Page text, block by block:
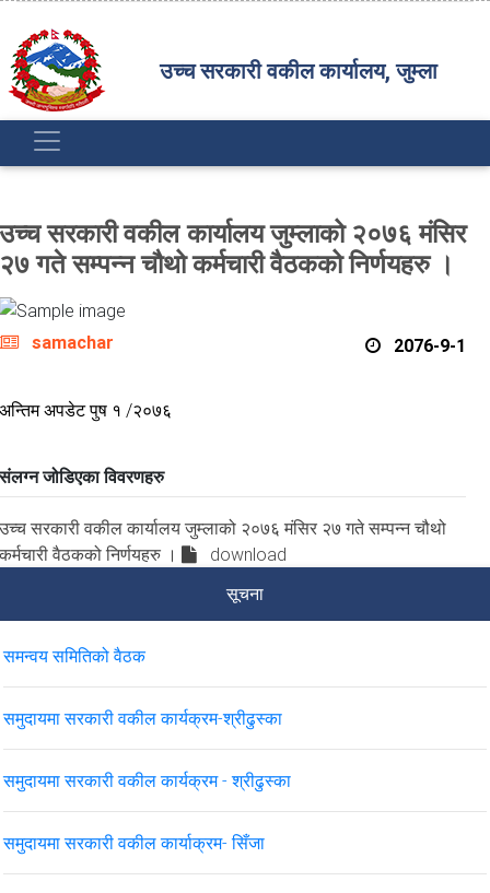
उच्च सरकारी वकील कार्यालय, जुम्ला
उच्च सरकारी वकील कार्यालय जुम्लाको २०७६ मंसिर
२७ गते सम्पन्न चौथो कर्मचारी वैठकको निर्णयहरु ।
samachar 2076-9-1
अन्तिम अपडेट पुष १ /२०७६
संलग्न जोडिएका विवरणहरु
उच्च सरकारी वकील कार्यालय जुम्लाको २०७६ मंसिर २७ गते सम्पन्न चौथो
कर्मचारी वैठकको निर्णयहरु ।
download
सूचना
समन्वय समितिको वैठक
समुदायमा सरकारी वकील कार्यक्रम-श्रीढुस्का
समुदायमा सरकारी वकील कार्यक्रम - श्रीढुस्का
समुदायमा सरकारी वकील कार्याक्रम- सिँजा